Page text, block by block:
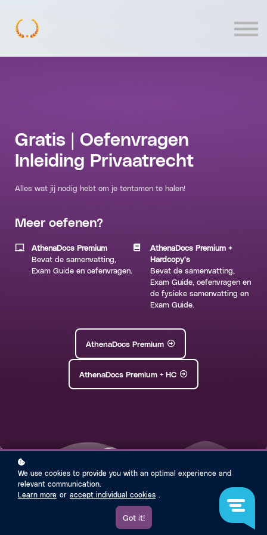
Gratis | Oefenvragen
Inleiding Privaatrecht
Alles wat jij nodig hebt om je tentamen te halen!
Meer oefenen?
AthenaDocs Premium
Bevat de samenvatting,
Exam Guide en oefenvragen.
AthenaDocs Premium +
Hardcopy's
Bevat de samenvatting,
Exam Guide, oefenvragen en
de fysieke samenvatting en
Exam Guide.
AthenaDocs Premium
AthenaDocs Premium + HC
01
We use cookies to provide you with an optimal experience and
relevant communication.
Learn more or accept individual cookies .
Got it!